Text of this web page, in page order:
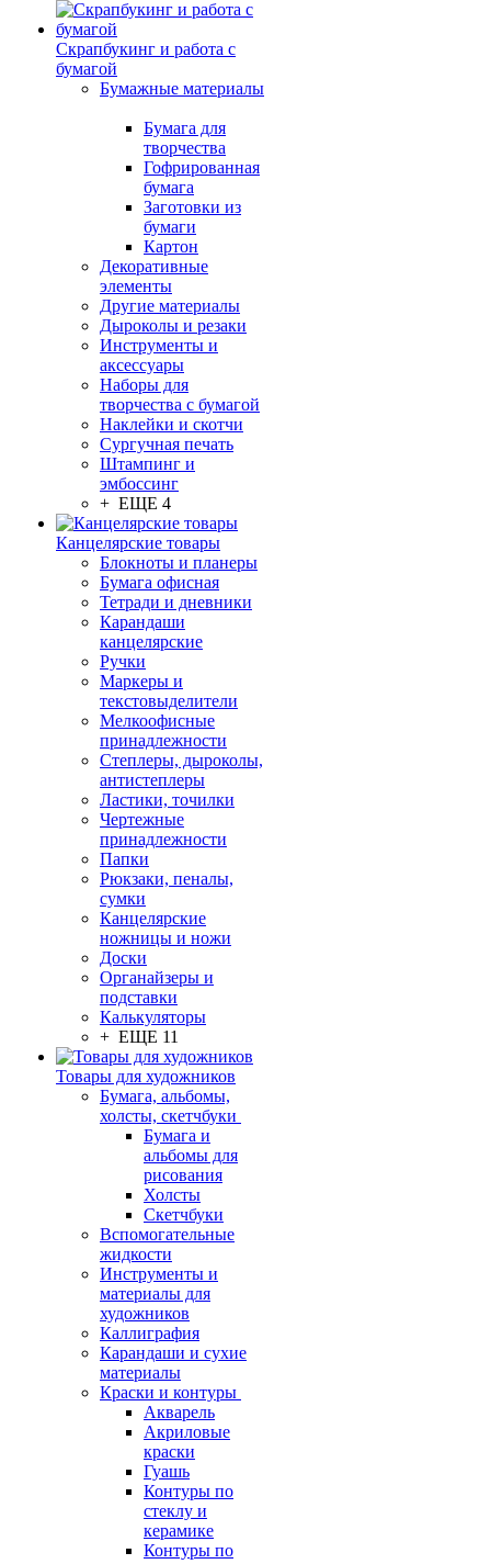
Скрапбукинг и работа с
бумагой
Бумажные материалы
Бумага для
творчества
Гофрированная
бумага
Заготовки из
бумаги
Картон
Декоративные
элементы
Другие материалы
Дыроколы и резаки
Инструменты и
аксессуары
Наборы для
творчества с бумагой
Наклейки и скотчи
Сургучная печать
Штампинг и
эмбоссинг
+ ЕЩЕ 4
Канцелярские товары
Блокноты и планеры
Бумага офисная
Тетради и дневники
Карандаши
канцелярские
Ручки
Маркеры и
текстовыделители
Мелкоофисные
принадлежности
Степлеры, дыроколы,
антистеплеры
Ластики, точилки
Чертежные
принадлежности
Папки
Рюкзаки, пеналы,
сумки
Канцелярские
ножницы и ножи
Доски
Органайзеры и
подставки
Калькуляторы
+ ЕЩЕ 11
Товары для художников
Бумага, альбомы,
холсты, скетчбуки
Бумага и
альбомы для
рисования
Холсты
Скетчбуки
Вспомогательные
жидкости
Инструменты и
материалы для
художников
Каллиграфия
Карандаши и сухие
материалы
Краски и контуры
Акварель
Акриловые
краски
Гуашь
Контуры по
стеклу и
керамике
Контуры по